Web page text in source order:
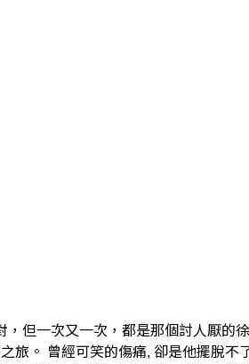
但一次又一次，都是那個討人厭的
旅。 曾經可笑的傷痛, 卻是他擺脫不